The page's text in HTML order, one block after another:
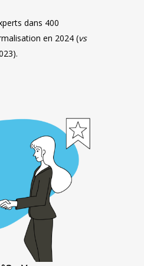
dans 400
en 2024 (vs